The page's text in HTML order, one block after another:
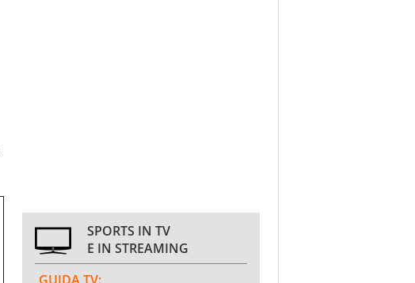
SPORTS IN TV
E IN STREAMING